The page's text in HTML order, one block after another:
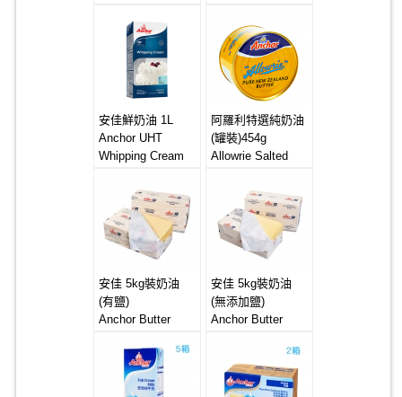
(Unsalted)
安佳鮮奶油 1L
Anchor UHT
Whipping Cream
阿羅利特選純奶油
(罐裝)454g
Allowrie Salted
安佳 5kg裝奶油
(有鹽)
Anchor Butter
安佳 5kg裝奶油
(無添加鹽)
Anchor Butter